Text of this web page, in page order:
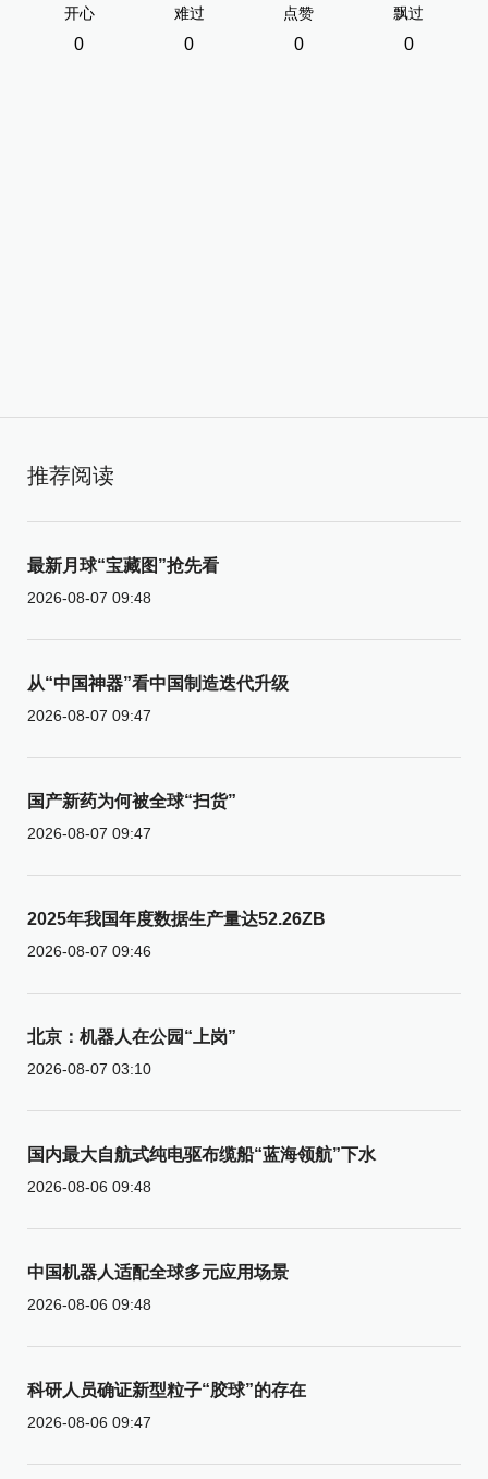
开心
0
难过
0
点赞
0
飘过
0
推荐阅读
最新月球“宝藏图”抢先看
2026-08-07 09:48
从“中国神器”看中国制造迭代升级
2026-08-07 09:47
国产新药为何被全球“扫货”
2026-08-07 09:47
2025年我国年度数据生产量达52.26ZB
2026-08-07 09:46
北京：机器人在公园“上岗”
2026-08-07 03:10
国内最大自航式纯电驱布缆船“蓝海领航”下水
2026-08-06 09:48
中国机器人适配全球多元应用场景
2026-08-06 09:48
科研人员确证新型粒子“胶球”的存在
2026-08-06 09:47